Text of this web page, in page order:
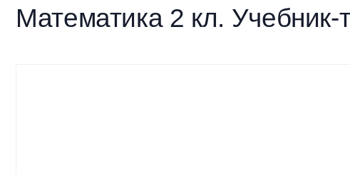
Математика 2 кл. Учебник-